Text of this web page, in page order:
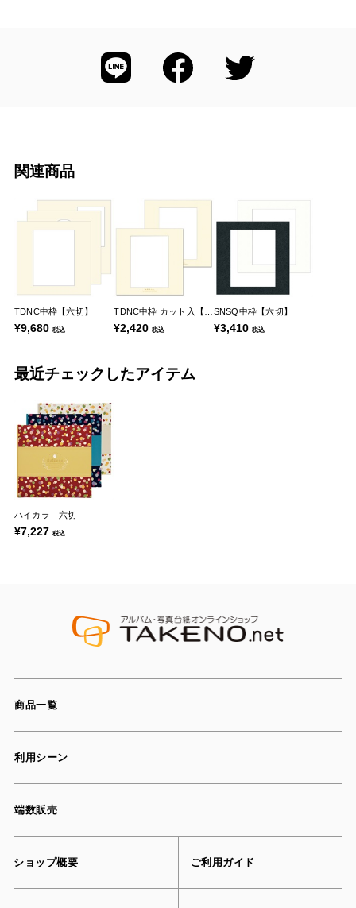
関連商品
TDNC中枠【六切】
¥9,680 税込 ¥2,420税込
SNSQ中枠【六切】
¥3,410 税込
最近チェックしたアイテム
ハイカラ 六切
¥7,227 税込
商品一覧
利用シーン
端数販売
ショップ概要 ご利用ガイド